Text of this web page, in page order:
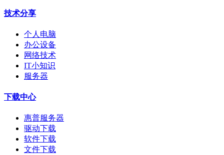
技术分享
个人电脑
办公设备
网络技术
IT小知识
服务器
下载中心
惠普服务器
驱动下载
软件下载
文件下载